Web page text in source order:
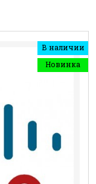
В наличии
Новинка